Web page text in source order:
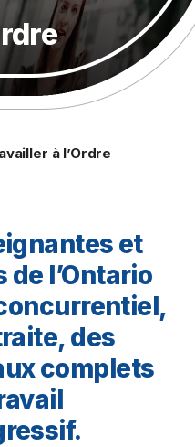
à l’Ordre
et
l’Ontario
des
complets